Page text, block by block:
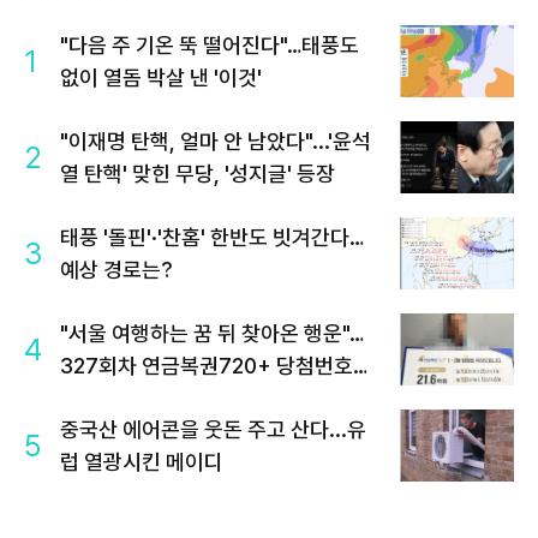
1
"다음 주 기온 뚝 떨어진다"…태풍도
없이 열돔 박살 낸 '이것'
2
"이재명 탄핵, 얼마 안 남았다"...'윤석
열 탄핵' 맞힌 무당, '성지글' 등장
3
태풍 '돌핀'·'찬홈' 한반도 빗겨간다…
예상 경로는?
4
"서울 여행하는 꿈 뒤 찾아온 행운"…
327회차 연금복권720+ 당첨번호조
5
중국산 에어콘을 웃돈 주고 산다...유
럽 열광시킨 메이디